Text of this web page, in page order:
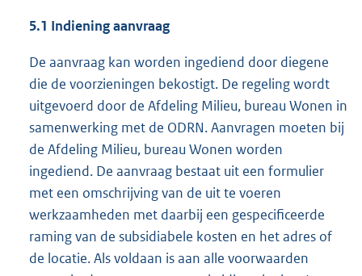
5.1 Indiening aanvraag
De aanvraag kan worden ingediend door diegene
die de voorzieningen bekostigt. De regeling wordt
uitgevoerd door de Afdeling Milieu, bureau Wonen in
samenwerking met de ODRN. Aanvragen moeten bij
de Afdeling Milieu, bureau Wonen worden
ingediend. De aanvraag bestaat uit een formulier
met een omschrijving van de uit te voeren
werkzaamheden met daarbij een gespecificeerde
raming van de subsidiabele kosten en het adres of
de locatie. Als voldaan is aan alle voorwaarden